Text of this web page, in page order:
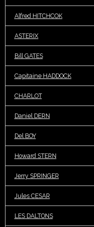
Alfred HITCHCOK
ASTERIX
Bill GATES
Capitaine HADDOCK
CHARLOT
Daniel DERN
Del BOY
Howard STERN
Jerry SPRINGER
Jules CESAR
LES DALTONS